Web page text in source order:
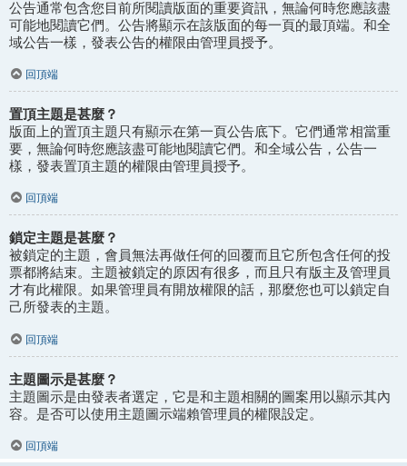
公告通常包含您目前所閱讀版面的重要資訊，無論何時您應該盡
可能地閱讀它們。公告將顯示在該版面的每一頁的最頂端。和全
域公告一樣，發表公告的權限由管理員授予。
回頂端
置頂主題是甚麼？
版面上的置頂主題只有顯示在第一頁公告底下。它們通常相當重
要，無論何時您應該盡可能地閱讀它們。和全域公告，公告一
樣，發表置頂主題的權限由管理員授予。
回頂端
鎖定主題是甚麼？
被鎖定的主題，會員無法再做任何的回覆而且它所包含任何的投
票都將結束。主題被鎖定的原因有很多，而且只有版主及管理員
才有此權限。如果管理員有開放權限的話，那麼您也可以鎖定自
己所發表的主題。
回頂端
主題圖示是甚麼？
主題圖示是由發表者選定，它是和主題相關的圖案用以顯示其內
容。是否可以使用主題圖示端賴管理員的權限設定。
回頂端